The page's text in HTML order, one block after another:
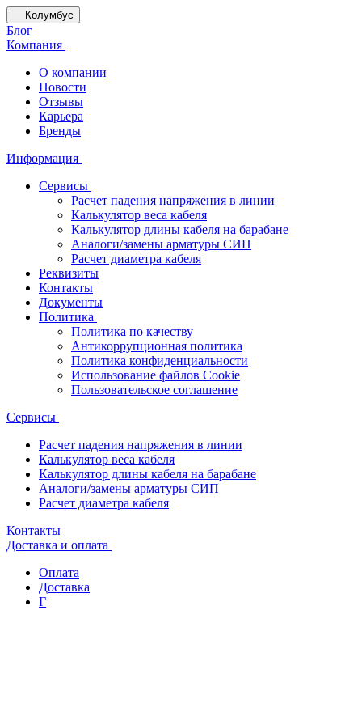
Колумбус
Блог
Компания
О компании
Новости
Отзывы
Карьера
Бренды
Информация
Сервисы
Расчет падения напряжения в линии
Калькулятор веса кабеля
Калькулятор длины кабеля на барабане
Аналоги/замены арматуры СИП
Расчет диаметра кабеля
Реквизиты
Контакты
Документы
Политика
Политика по качеству
Антикоррупционная политика
Политика конфиденциальности
Использование файлов Cookie
Пользовательское соглашение
Сервисы
Расчет падения напряжения в линии
Калькулятор веса кабеля
Калькулятор длины кабеля на барабане
Аналоги/замены арматуры СИП
Расчет диаметра кабеля
Контакты
Доставка и оплата
Оплата
Доставка
Г